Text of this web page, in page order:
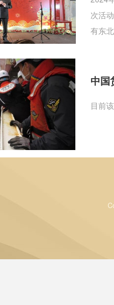
次活
有东
中国
目前